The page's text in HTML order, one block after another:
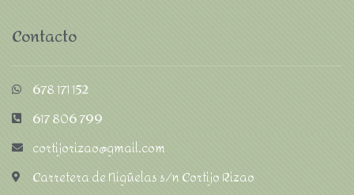
Contacto
678 171 152
617 806 799
cortijorizao@gmail.com
Carretera de Nigüelas s/n Cortijo Rizao